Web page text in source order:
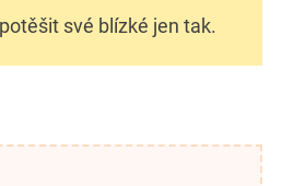
své blízké jen tak.